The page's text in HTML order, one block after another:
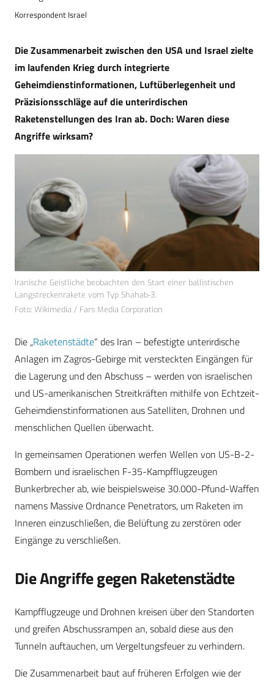
Korrespondent Israel
Die Zusammenarbeit zwischen den USA und Israel zielte
im laufenden Krieg durch integrierte
Geheimdienstinformationen, Luftüberlegenheit und
Präzisionsschläge auf die unterirdischen
Raketenstellungen des Iran ab. Doch: Waren diese
Angriffe wirksam?
Iranische Geistliche beobachten den Start einer ballistischen
Langstreckenrakete vom Typ Shahab-3.
Foto: Wikimedia / Fars Media Corporation
Die „Raketenstädte“ des Iran – befestigte unterirdische
Anlagen im Zagros-Gebirge mit versteckten Eingängen für
die Lagerung und den Abschuss – werden von israelischen
und US-amerikanischen Streitkräften mithilfe von Echtzeit-
Geheimdienstinformationen aus Satelliten, Drohnen und
menschlichen Quellen überwacht.
In gemeinsamen Operationen werfen Wellen von US-B-2-
Bombern und israelischen F-35-Kampfflugzeugen
Bunkerbrecher ab, wie beispielsweise 30.000-Pfund-Waffen
namens Massive Ordnance Penetrators, um Raketen im
Inneren einzuschließen, die Belüftung zu zerstören oder
Eingänge zu verschließen.
Die Angriffe gegen Raketenstädte
Kampfflugzeuge und Drohnen kreisen über den Standorten
und greifen Abschussrampen an, sobald diese aus den
Tunneln auftauchen, um Vergeltungsfeuer zu verhindern.
Die Zusammenarbeit baut auf früheren Erfolgen wie der